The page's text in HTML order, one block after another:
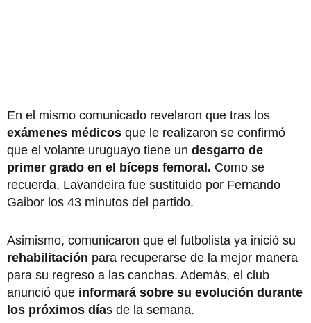
En el mismo comunicado revelaron que tras los
exámenes médicos que le realizaron se confirmó
que el volante uruguayo tiene un desgarro de
primer grado en el bíceps femoral. Como se
recuerda, Lavandeira fue sustituido por Fernando
Gaibor los 43 minutos del partido.
Asimismo, comunicaron que el futbolista ya inició su
rehabilitación para recuperarse de la mejor manera
para su regreso a las canchas. Además, el club
anunció que informará sobre su evolución durante
los próximos días de la semana.